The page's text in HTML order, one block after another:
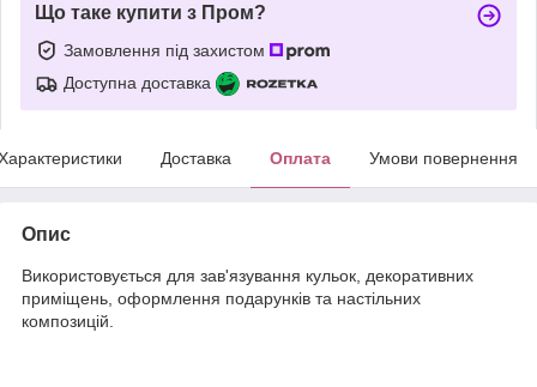
Що таке купити з Пром?
Замовлення під захистом
Доступна доставка
Доставка Оплата Умови повернення
Опис
Використовується для зав'язування кульок, декоративних
приміщень, оформлення подарунків та настільних
композицій.